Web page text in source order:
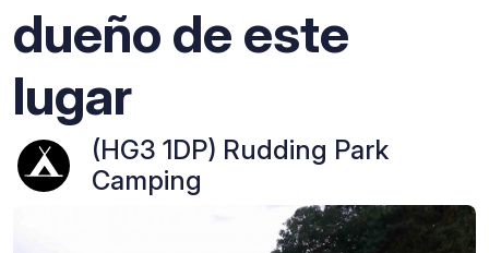
dueño de este
lugar
(HG3 1DP) Rudding Park
Camping